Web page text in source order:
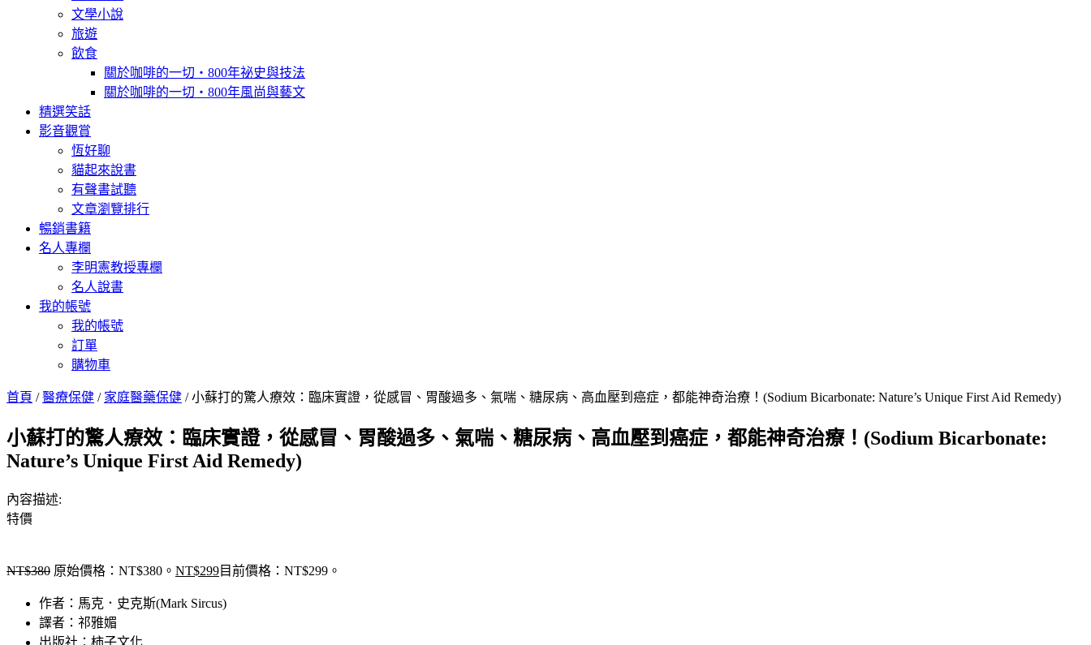
文學小說
旅遊
飲食
關於咖啡的一切‧800年祕史與技法
關於咖啡的一切‧800年風尚與藝文
精選笑話
影音觀賞
恆好聊
貓起來說書
有聲書試聽
文章瀏覽排行
暢銷書籍
名人專欄
李明憲教授專欄
名人說書
我的帳號
我的帳號
訂單
購物車
首頁 /醫療保健 / 家庭醫藥保健 / 小蘇打的驚人療效：臨床實證，從感冒、胃酸過多、氣喘、糖尿病、高血壓到癌症，都能神奇治療！(Sodium Bicarbonate: Nature’s Unique First Aid Remedy)
小蘇打的驚人療效：臨床實證，從感冒、胃酸過多、氣喘、糖尿病、高血壓到癌症，都能神奇治療！(Sodium Bicarbonate:
Nature’s Unique First Aid Remedy)
內容描述:
特價
NT$380 原始價格：NT$380。 NT$299目前價格：NT$299。
作者：馬克．史克斯(Mark Sircus)
譯者：祁雅媚
出版社：柿子文化